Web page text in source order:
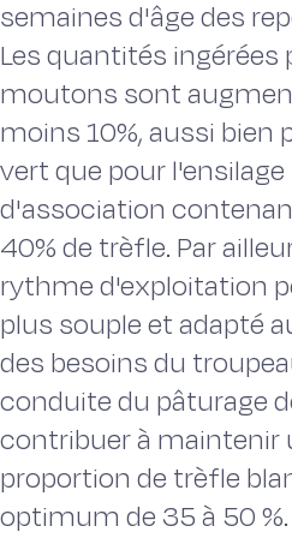
semaines d'âge des
Les quantités ingérées
moutons sont
moins 10%, aussi bien
vert que pour l'ensilage
d'association
40% de trèfle. Par
rythme d'exploitation
plus souple et adapté
des besoins du
conduite du pâturage
contribuer à maintenir
proportion de trèfle
optimum de 35 à 50 %.